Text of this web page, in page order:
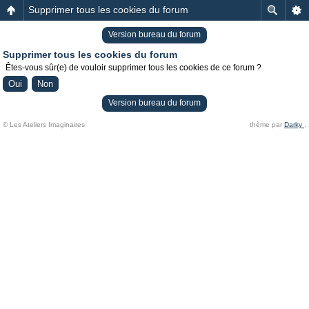
Supprimer tous les cookies du forum
Version bureau du forum
Supprimer tous les cookies du forum
Êtes-vous sûr(e) de vouloir supprimer tous les cookies de ce forum ?
Version bureau du forum
© Les Ateliers Imaginaires thème par Darky